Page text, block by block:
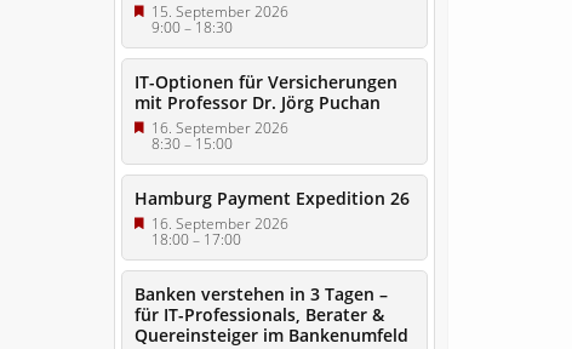
15. September 2026
9:00–18:30
IT-Optionen für Versicherungen
mit Professor Dr. Jörg Puchan
16. September 2026
8:30–15:00
Hamburg Payment Expedition 26
16. September 2026
18:00– 17:00
Banken verstehen in 3 Tagen –
für IT-Professionals, Berater &
Quereinsteiger im Bankenumfeld